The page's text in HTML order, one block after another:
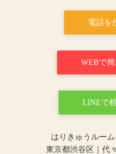
電話を
WEBで
LINEで
はりきゅうルー
東京都渋谷区｜代